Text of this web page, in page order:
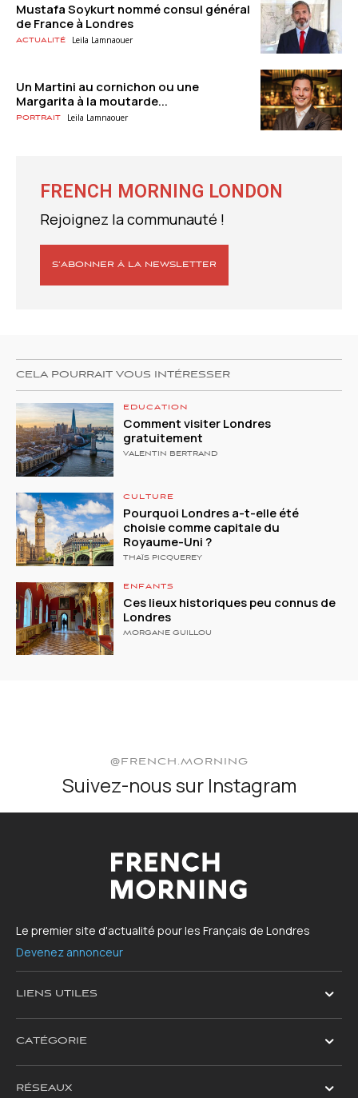
Mustafa Soykurt nommé consul général
de France à Londres
Actualité Leila Lamnaouer
Un Martini au cornichon ou une
Margarita à la moutarde...
Portrait Leila Lamnaouer
FRENCH MORNING LONDON
Rejoignez la communauté !
S’ABONNER À LA NEWSLETTER
CELA POURRAIT VOUS INTÉRESSER
EDUCATION
Comment visiter Londres
gratuitement
VALENTIN BERTRAND
CULTURE
Pourquoi Londres a-t-elle été
choisie comme capitale du
Royaume-Uni ?
THAÏS PICQUEREY
ENFANTS
Ces lieux historiques peu connus de
Londres
MORGANE GUILLOU
@FRENCH.MORNING
Suivez-nous sur Instagram
Le premier site d'actualité pour les Français de Londres
Devenez annonceur
LIENS UTILES
CATÉGORIE
RÉSEAUX